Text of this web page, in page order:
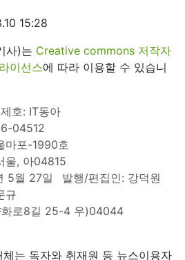
15:28
사)는 Creative commons 저작자
이선스에 따라 이용할 수 있습니
제호: IT동아
04512
마포-1990호
울, 아04815
5월 27일
발행/편집인: 강덕원
규
화로8길 25-4 우)04044
체는 독자와 취재원 등 뉴스이용자